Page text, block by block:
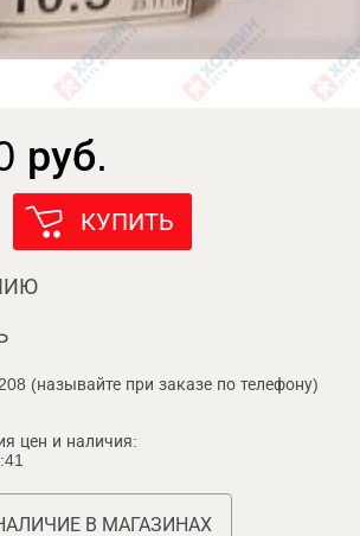
руб.
КУПИТЬ
(называйте при заказе по телефону)
цен и наличия:
В МАГАЗИНАХ